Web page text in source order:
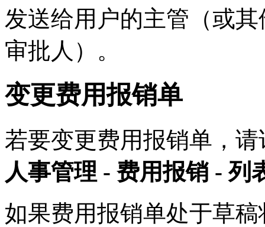
发送给用户的主管（或
审批人）。
变更费用报销单
若要变更费用报销单，
人事管理 - 费用报销 - 列
如果费用报销单处于草